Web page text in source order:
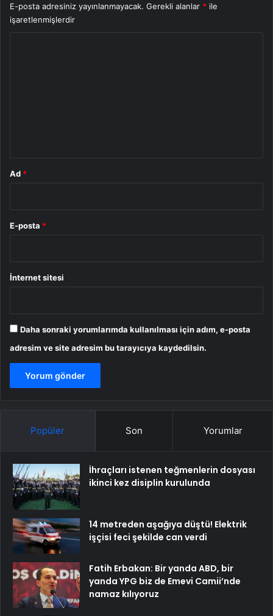
E-posta adresiniz yayınlanmayacak. Gerekli alanlar * ile
işaretlenmişlerdir
Ad *
E-posta *
İnternet sitesi
Daha sonraki yorumlarımda kullanılması için adım, e-posta
adresim ve site adresim bu tarayıcıya kaydedilsin.
Popüler Son Yorumlar
İhraçları istenen teğmenlerin dosyası
ikinci kez disiplin kurulunda
14 metreden aşağıya düştü! Elektrik
işçisi feci şekilde can verdi
Fatih Erbakan: Bir yanda ABD, bir
yanda YPG biz de Emevi Camii’nde
namaz kılıyoruz